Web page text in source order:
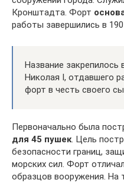
Кронштадта. Форт
работы завершились в
Название закрепилось
Николая I, отдавшего
форт в честь своего
Первоначально была
для 45 пушек. Цель
безопасности границ,
морских сил. Форт
образцов вооружения. На